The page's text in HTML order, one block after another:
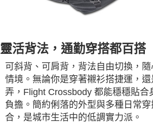
靈活背法，通勤穿搭都百搭
可斜背、可肩背，背法自由切換，
情境。無論你是穿著襯衫搭捷運，
弄，Flight Crossbody 都能穩穩貼合
負擔。簡約俐落的外型與多種日常
合，是城市生活中的低調實力派。